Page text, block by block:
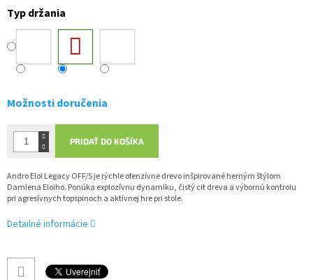
cena:
Typ držania
Možnosti doručenia
PRIDAŤ DO KOŠÍKA
Andro Eloi Legacy OFF/S je rýchle ofenzívne drevo inšpirované herným štýlom
Damiena Eloiho. Ponúka explozívnu dynamiku, čistý cit dreva a výbornú kontrolu
pri agresívnych topspinoch a aktívnej hre pri stole.
Detailné informácie